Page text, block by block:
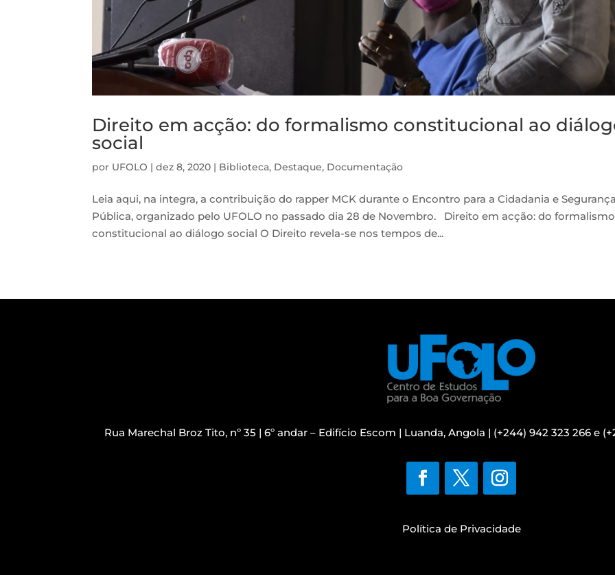
Direito em acção: do formalismo constitucional ao
social
por UFOLO |dez 8, 2020 | Biblioteca, Destaque, Documentação
Leia aqui, na integra, a contribuição do rapper MCK durante o Encontro para a Cidadania e
Pública, organizado pelo UFOLO no passado dia 28 de Novembro. Direito em acção: do formalismo
constitucional ao diálogo social O Direito revela-se nos tempos de...
Rua Marechal Broz Tito, nº 35 | 6º andar – Edifício Escom | Luanda, Angola | (+244) 942 323 266 e
Política de Privacidade